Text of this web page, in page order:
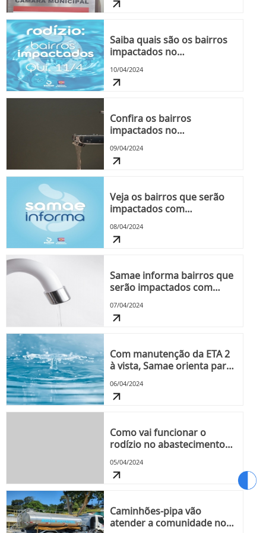
água durante audiência
Saiba quais são os bairros
impactados no
nesta quinta-feira, dia 11
10/04/2024
Confira os bairros
impactados no
nesta quarta-feira, dia 10
09/04/2024
Veja os bairros que serão
impactados com
abastecimento de água
nesta terça-feira, dia 9
08/04/2024
Samae informa bairros que
serão impactados com
abastecimento de água
nesta segunda-feira, dia 8
07/04/2024
Com manutenção da ETA 2
à vista, Samae orienta para
06/04/2024
Como vai funcionar o
rodízio no abastecimento
05/04/2024
Caminhões-pipa vão
atender a comunidade nos